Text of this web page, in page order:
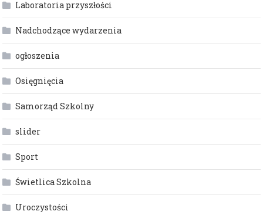
Laboratoria przyszłości
Nadchodzące wydarzenia
ogłoszenia
Osięgnięcia
Samorząd Szkolny
slider
Sport
Świetlica Szkolna
Uroczystości